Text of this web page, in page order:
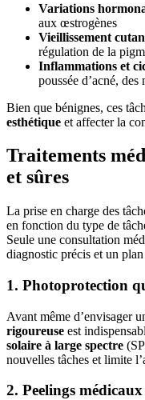
Variations
aux œstrogènes
Vieillissement
régulation de la
Inflammations et
poussée d’acné,
Bien que bénignes, ces
esthétique et affecter la
Traitements
et sûres
La prise en charge des
en fonction du type de
Seule une consultation
diagnostic précis et un
1. Photoprotection
Avant même d’envisager
rigoureuse est
solaire à large spectre
nouvelles tâches et limite
2. Peelings